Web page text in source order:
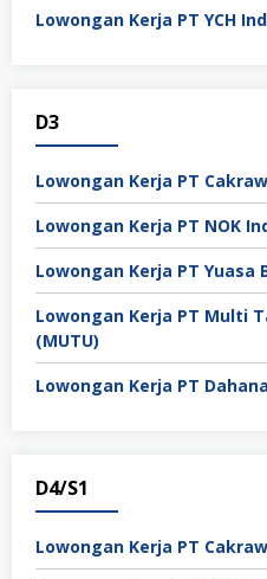
Lowongan Kerja PT YCH
D3
Lowongan Kerja PT
Lowongan Kerja PT NOK
Lowongan Kerja PT Yuasa
Lowongan Kerja PT Multi
(MUTU)
Lowongan Kerja PT
D4/S1
Lowongan Kerja PT